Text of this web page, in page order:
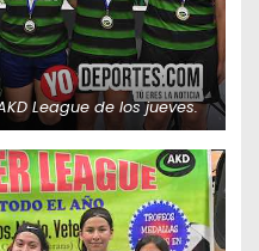
League de los jueves.